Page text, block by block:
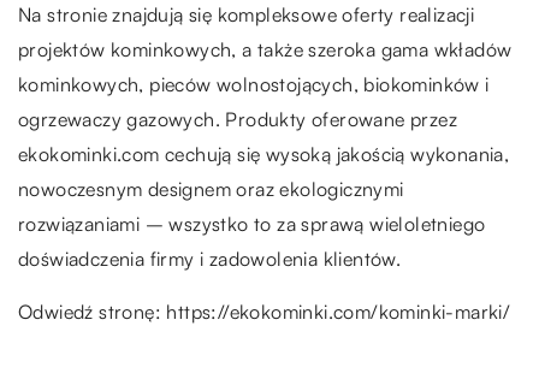
Na stronie znajdują się kompleksowe oferty realizacji
projektów kominkowych, a także szeroka gama wkładów
kominkowych, pieców wolnostojących, biokominków i
ogrzewaczy gazowych. Produkty oferowane przez
ekokominki.com cechują się wysoką jakością wykonania,
nowoczesnym designem oraz ekologicznymi
rozwiązaniami – wszystko to za sprawą wieloletniego
doświadczenia firmy i zadowolenia klientów.
Odwiedź stronę: https://ekokominki.com/kominki-marki/